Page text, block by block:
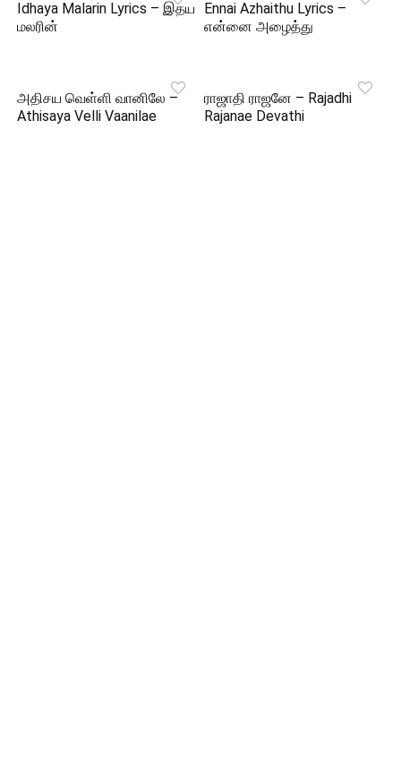
Idhaya Malarin Lyrics – இதய
மலரின்
Ennai Azhaithu Lyrics –
என்னை அழைத்து
அதிசய வெள்ளி வானிலே –
Athisaya Velli Vaanilae
ராஜாதி ராஜனே – Rajadhi
Rajanae Devathi